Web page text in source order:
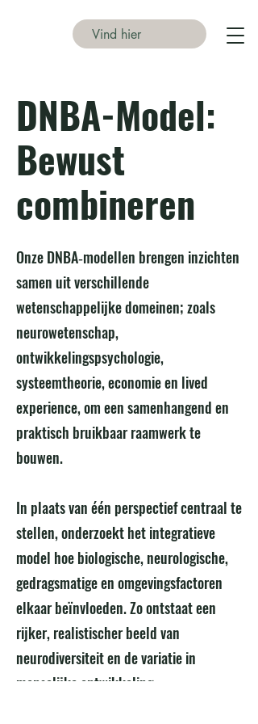
DNBA-Model:
Bewust
combineren
Onze DNBA‑modellen brengen inzichten
samen uit verschillende
wetenschappelijke domeinen; zoals
neurowetenschap,
ontwikkelingspsychologie,
systeemtheorie, economie en lived
experience, om een samenhangend en
praktisch bruikbaar raamwerk te
bouwen.
In plaats van één perspectief centraal te
stellen, onderzoekt het integratieve
model hoe biologische, neurologische,
gedragsmatige en omgevingsfactoren
elkaar beïnvloeden. Zo ontstaat een
rijker, realistischer beeld van
neurodiversiteit en de variatie in
menselijke ontwikkeling.